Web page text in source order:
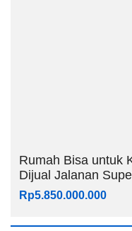
Rumah Bisa untuk
Dijual Jalanan
Rp5.850.000.000